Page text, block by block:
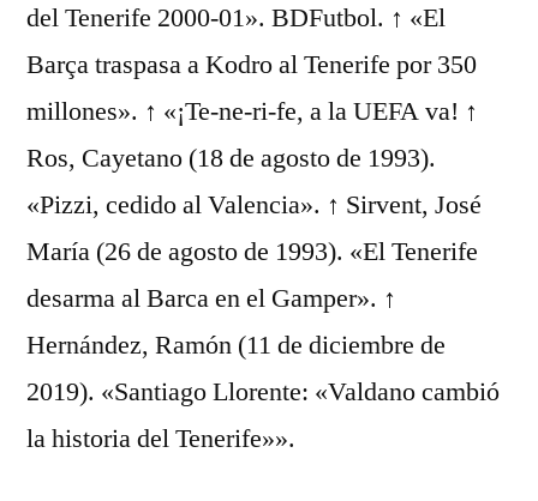
del Tenerife 2000-01». BDFutbol. ↑ «El
Barça traspasa a Kodro al Tenerife por 350
millones». ↑ «¡Te-ne-ri-fe, a la UEFA va! ↑
Ros, Cayetano (18 de agosto de 1993).
«Pizzi, cedido al Valencia». ↑ Sirvent, José
María (26 de agosto de 1993). «El Tenerife
desarma al Barca en el Gamper». ↑
Hernández, Ramón (11 de diciembre de
2019). «Santiago Llorente: «Valdano cambió
la historia del Tenerife»».